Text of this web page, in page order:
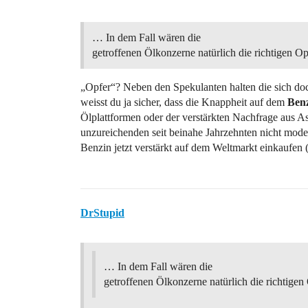
… In dem Fall wären die
getroffenen Ölkonzerne natürlich die richtigen
„Opfer“? Neben den Spekulanten halten die sich
weisst du ja sicher, dass die Knappheit auf dem
Ölplattformen oder der verstärkten Nachfrage aus
unzureichenden seit beinahe Jahrzehnten nicht
Benzin jetzt verstärkt auf dem Weltmarkt
DrStupid
… In dem Fall wären die
getroffenen Ölkonzerne natürlich die